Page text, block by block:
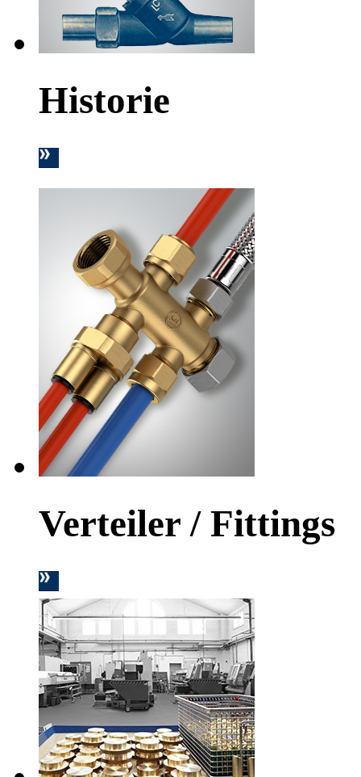
Historie
Verteiler / Fittings